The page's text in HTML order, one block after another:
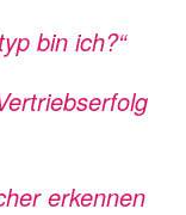
bin ich?“
erkennen